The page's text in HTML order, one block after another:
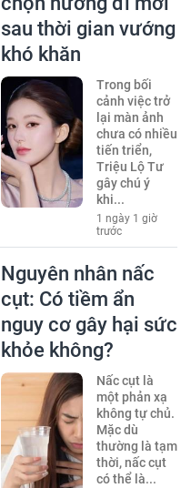
sau thời gian vướng
khó khăn
Trong bối
cảnh việc trở
lại màn ảnh
chưa có nhiều
tiến triển,
Triệu Lộ Tư
gây chú ý
khi...
1 ngày 1 giờ
trước
Nguyên nhân nấc
cụt: Có tiềm ẩn
nguy cơ gây hại sức
khỏe không?
Nấc cụt là
một phản xạ
không tự chủ.
Mặc dù
thường là tạm
thời, nấc cụt
có thể là...